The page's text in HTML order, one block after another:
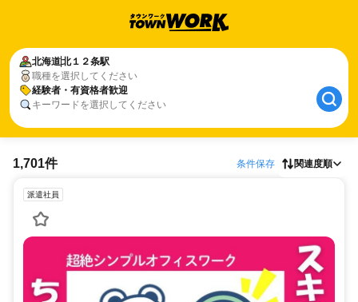
北海道北１２条駅
職種を選択してください
経験者・有資格者歓迎
キーワードを選択してください
1,701件 条件保存 関連度順
派遣社員